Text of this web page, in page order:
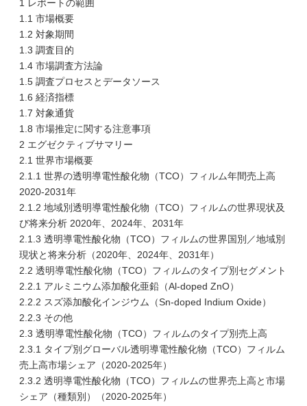
1 レポートの範囲
1.1 市場概要
1.2 対象期間
1.3 調査目的
1.4 市場調査方法論
1.5 調査プロセスとデータソース
1.6 経済指標
1.7 対象通貨
1.8 市場推定に関する注意事項
2 エグゼクティブサマリー
2.1 世界市場概要
2.1.1 世界の透明導電性酸化物（TCO）フィルム年間売上高
2020-2031年
2.1.2 地域別透明導電性酸化物（TCO）フィルムの世界現状及
び将来分析 2020年、2024年、2031年
2.1.3 透明導電性酸化物（TCO）フィルムの世界国別／地域別
現状と将来分析（2020年、2024年、2031年）
2.2 透明導電性酸化物（TCO）フィルムのタイプ別セグメント
2.2.1 アルミニウム添加酸化亜鉛（Al-doped ZnO）
2.2.2 スズ添加酸化インジウム（Sn-doped Indium Oxide）
2.2.3 その他
2.3 透明導電性酸化物（TCO）フィルムのタイプ別売上高
2.3.1 タイプ別グローバル透明導電性酸化物（TCO）フィルム
売上高市場シェア（2020-2025年）
2.3.2 透明導電性酸化物（TCO）フィルムの世界売上高と市場
シェア（種類別）（2020-2025年）